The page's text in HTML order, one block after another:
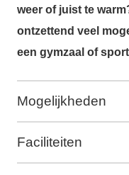
weer of juist te
ontzettend veel
een gymzaal of
Mogelijkheden
Faciliteiten